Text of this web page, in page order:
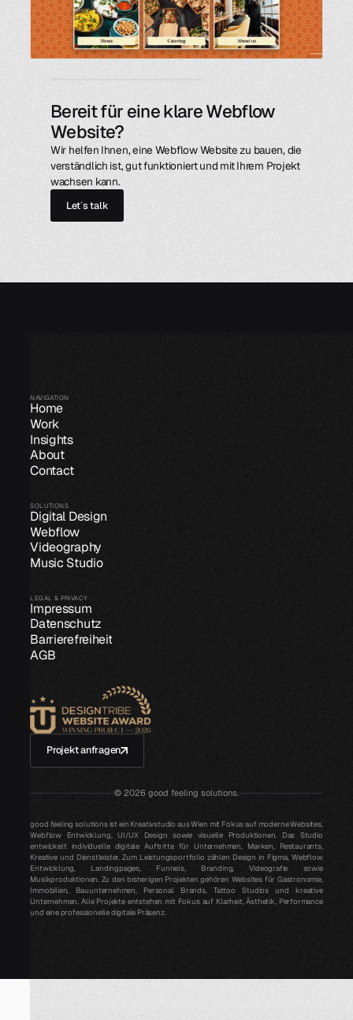
Bereit für eine klare Webflow
Website?
Wir helfen Ihnen, eine Webflow Website zu bauen, die
verständlich ist, gut funktioniert und mit Ihrem Projekt
wachsen kann.
Let´s talk
NAVIGATION
Home
Work
Insights
About
Contact
SOLUTIONS
Digital Design
Webflow
Videography
Music Studio
LEGAL & PRIVACY
Impressum
Datenschutz
Barrierefreiheit
AGB
Projekt anfragen
© 2026 good feeling solutions.
good feeling solutions ist ein Kreativstudio aus Wien mit Fokus auf moderne Websites,
Webflow Entwicklung, UI/UX Design sowie visuelle Produktionen. Das Studio
entwickelt individuelle digitale Auftritte für Unternehmen, Marken, Restaurants,
Kreative und Dienstleister. Zum Leistungsportfolio zählen Design in Figma, Webflow
Entwicklung, Landingpages, Funnels, Branding, Videografie sowie
Musikproduktionen. Zu den bisherigen Projekten gehören Websites für Gastronomie,
Immobilien, Bauunternehmen, Personal Brands, Tattoo Studios und kreative
Unternehmen. Alle Projekte entstehen mit Fokus auf Klarheit, Ästhetik, Performance
und eine professionelle digitale Präsenz.